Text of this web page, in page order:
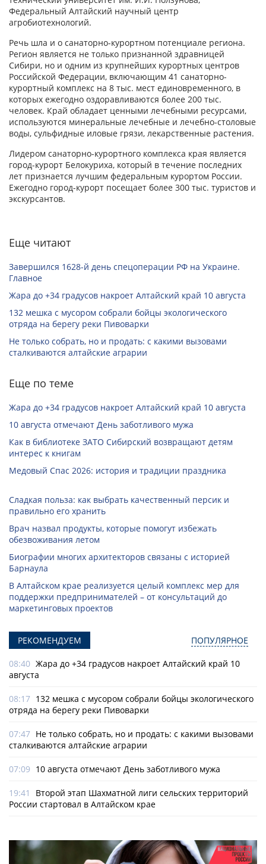
Федеральный Алтайский научный центр
агробиотехнологий.
Речь шла и о санаторно-курортном потенциале региона.
Регион является не только признанной здравницей
Сибири, но и одним из крупнейших курортных центров
Российской Федерации, включающим 41 санаторно-
курортный комплекс на 8 тыс. мест единовременного, в
которых ежегодно оздоравливаются более 200 тыс.
человек. Край обладает ценными лечебными ресурсами,
используются минеральные лечебные и лечебно-столовые
воды, сульфидные иловые грязи, лекарственные растения.
Лидером санаторно-курортного комплекса края является
город-курорт Белокуриха, который в течение последних
лет признается лучшим федеральным курортом России.
Ежегодно город-курорт посещает более 300 тыс. туристов и
экскурсантов.
Еще читают
Завершился 1628-й день спецоперации РФ на Украине.
Главное
Жара до +34 градусов накроет Алтайский край 10 августа
132 мешка с мусором собрали бойцы экологического
отряда на берегу реки Пивоварки
Не только собрать, но и продать: с какими вызовами
сталкиваются алтайские аграрии
Еще по теме
Жара до +34 градусов накроет Алтайский край 10 августа
10 августа отмечают День заботливого мужа
Как в библиотеке ЗАТО Сибирский возвращают детям
интерес к книгам
Медовый Спас 2026: история и традиции праздника
Сладкая польза: как выбрать качественный персик и
правильно его хранить
Врач назвал продукты, которые помогут избежать
обезвоживания летом
Биографии многих архитекторов связаны с историей
Барнаула
В Алтайском крае реализуется целый комплекс мер для
поддержки предпринимателей – от консультаций до
маркетинговых проектов
РЕКОМЕНДУЕМ ПОПУЛЯРНОЕ
08:40 Жара до +34 градусов накроет Алтайский край 10
августа
08:17 132 мешка с мусором собрали бойцы экологического
отряда на берегу реки Пивоварки
07:47 Не только собрать, но и продать: с какими вызовами
сталкиваются алтайские аграрии
07:09 10 августа отмечают День заботливого мужа
19:41
Второй этап Шахматной лиги сельских территорий
России стартовал в Алтайском крае